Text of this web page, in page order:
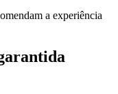
a experiência